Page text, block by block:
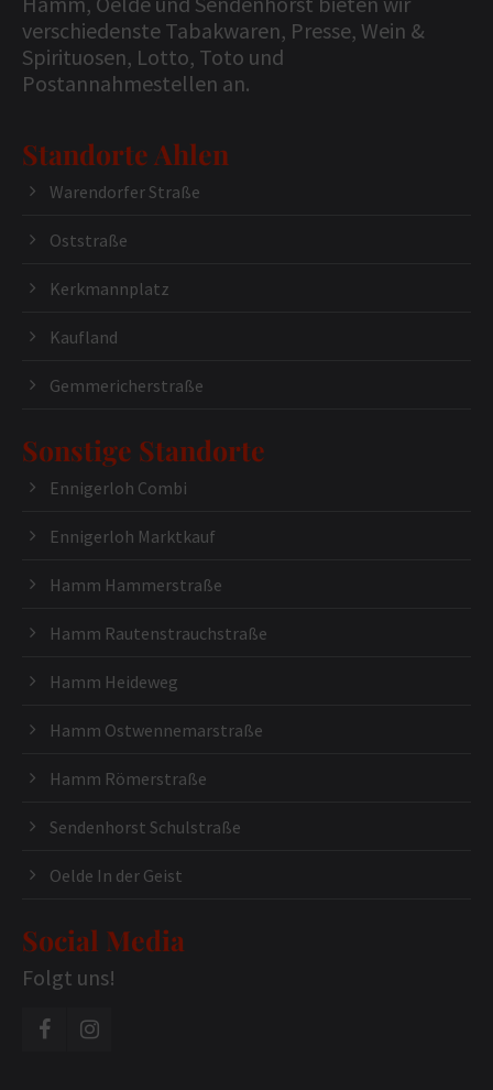
verschiedenste Tabakwaren, Presse, Wein &
Spirituosen, Lotto, Toto und
Postannahmestellen an.
Standorte Ahlen
Warendorfer Straße
Oststraße
Kerkmannplatz
Kaufland
Gemmericherstraße
Sonstige Standorte
Ennigerloh Combi
Ennigerloh Marktkauf
Hamm Hammerstraße
Hamm Rautenstrauchstraße
Hamm Heideweg
Hamm Ostwennemarstraße
Hamm Römerstraße
Sendenhorst Schulstraße
Oelde In der Geist
Social Media
Folgt uns!